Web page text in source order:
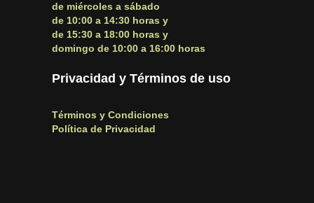
de miércoles a sábado
de 10:00 a 14:30 horas y
de 15:30 a 18:00 horas y
domingo de 10:00 a 16:00 horas
Privacidad y Términos de uso
Términos y Condiciones
Política de Privacidad